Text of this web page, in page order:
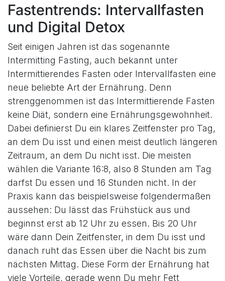
Fastentrends: Intervallfasten
und Digital Detox
Seit einigen Jahren ist das sogenannte
Intermitting Fasting, auch bekannt unter
Intermittierendes Fasten oder Intervallfasten eine
neue beliebte Art der Ernährung. Denn
strenggenommen ist das Intermittierende Fasten
keine Diät, sondern eine Ernährungsgewohnheit.
Dabei definierst Du ein klares Zeitfenster pro Tag,
an dem Du isst und einen meist deutlich längeren
Zeitraum, an dem Du nicht isst. Die meisten
wählen die Variante 16:8, also 8 Stunden am Tag
darfst Du essen und 16 Stunden nicht. In der
Praxis kann das beispielsweise folgendermaßen
aussehen: Du lässt das Frühstück aus und
beginnst erst ab 12 Uhr zu essen. Bis 20 Uhr
wäre dann Dein Zeitfenster, in dem Du isst und
danach ruht das Essen über die Nacht bis zum
nächsten Mittag. Diese Form der Ernährung hat
viele Vorteile, gerade wenn Du mehr Fett